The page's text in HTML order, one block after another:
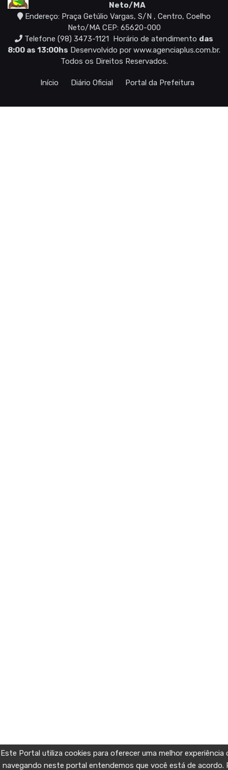
Este Portal utiliza cookies para oferecer uma melhor experiência
navegando neste portal entendemos que você está de acordo.
Neto/MA
Endereço: Praça Getúlio Vargas, S/N , Centro, Coelho
Neto/MA CEP: 65620-000
Telefone (98) 3473-1121 Horário de atendimento das
8:00 as 13:00hs Desenvolvido por www.agenciaplus.com.br.
Todos os Direitos Reservados.
Início Diário Oficial Portal da Prefeitura